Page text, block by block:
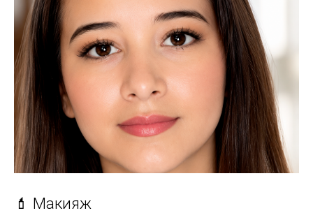
💄 Макияж